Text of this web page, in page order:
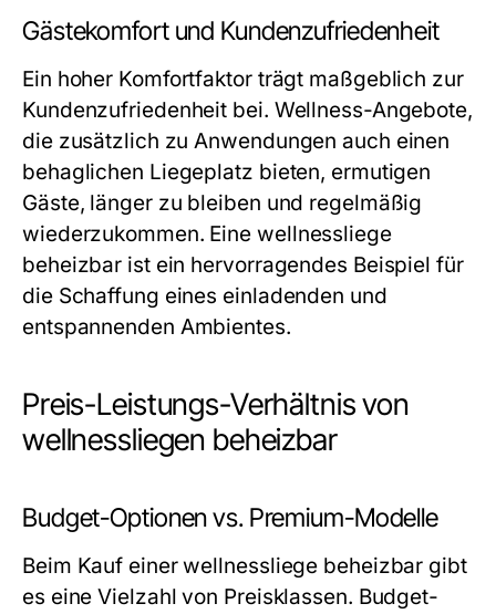
Gästekomfort und Kundenzufriedenheit
Ein hoher Komfortfaktor trägt maßgeblich zur
Kundenzufriedenheit bei. Wellness-Angebote,
die zusätzlich zu Anwendungen auch einen
behaglichen Liegeplatz bieten, ermutigen
Gäste, länger zu bleiben und regelmäßig
wiederzukommen. Einewellnessliege
beheizbar ist ein hervorragendes Beispiel für
die Schaffung eines einladenden und
entspannenden Ambientes.
Preis-Leistungs-Verhältnis von
wellnessliegen beheizbar
Budget-Optionen vs. Premium-Modelle
Beim Kauf einer wellnessliege beheizbar gibt
es eine Vielzahl von Preisklassen. Budget-